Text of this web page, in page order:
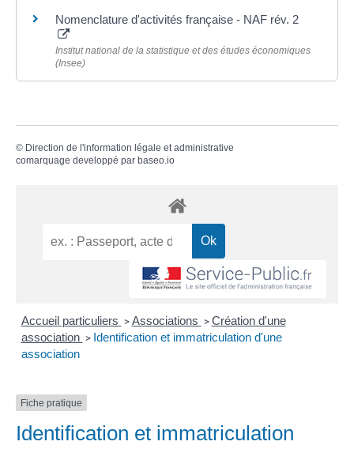
Nomenclature d'activités française - NAF rév. 2
Institut national de la statistique et des études économiques
(Insee)
© Direction de l'information légale et administrative
comarquage developpé par baseo.io
Accueil particuliers > Associations > Création d'une
association > Identification et immatriculation d'une
association
Fiche pratique
Identification et immatriculation